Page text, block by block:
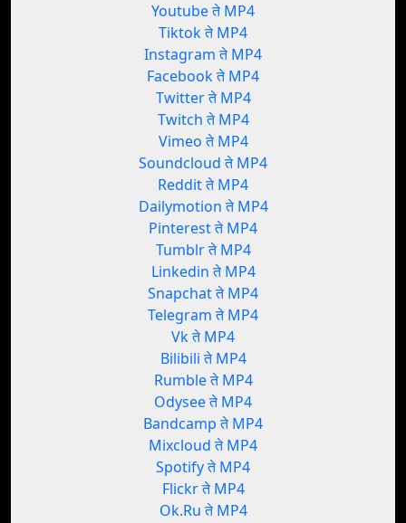
Youtube ते MP4
Tiktok ते MP4
Instagram ते MP4
Facebook ते MP4
Twitter ते MP4
Twitch ते MP4
Vimeo ते MP4
Soundcloud ते MP4
Reddit ते MP4
Dailymotion ते MP4
Pinterest ते MP4
Tumblr ते MP4
Linkedin ते MP4
Snapchat ते MP4
Telegram ते MP4
Vk ते MP4
Bilibili ते MP4
Rumble ते MP4
Odysee ते MP4
Bandcamp ते MP4
Mixcloud ते MP4
Spotify ते MP4
Flickr ते MP4
Ok.Ru ते MP4